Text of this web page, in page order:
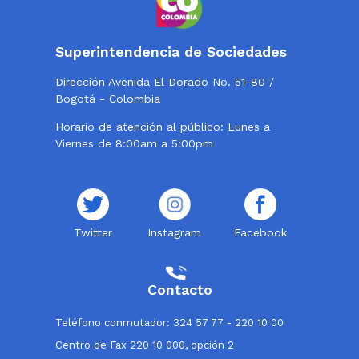
Superintendencia de Sociedades
Dirección Avenida El Dorado No. 51-80 /
Bogotá - Colombia
Horario de atención al público: Lunes a
Viernes de 8:00am a 5:00pm
Twitter Instagram Facebook
Contacto
Teléfono conmutador: 324 57 77 - 220 10 00
Centro de Fax 220 10 000, opción 2